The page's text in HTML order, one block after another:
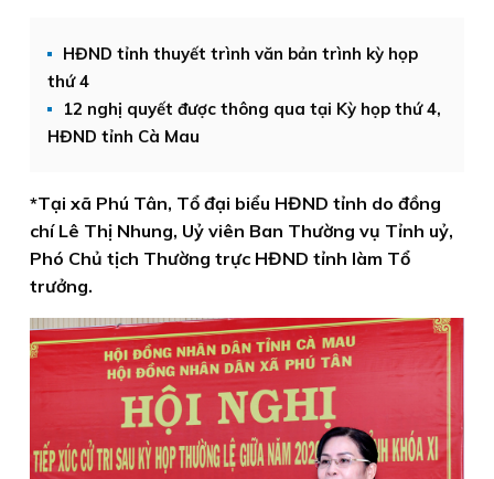
HĐND tỉnh thuyết trình văn bản trình kỳ họp
thứ 4
12 nghị quyết được thông qua tại Kỳ họp thứ 4,
HĐND tỉnh Cà Mau
*Tại xã Phú Tân, Tổ đại biểu HĐND tỉnh do đồng
chí Lê Thị Nhung, Uỷ viên Ban Thường vụ Tỉnh uỷ,
Phó Chủ tịch Thường trực HĐND tỉnh làm Tổ
trưởng.